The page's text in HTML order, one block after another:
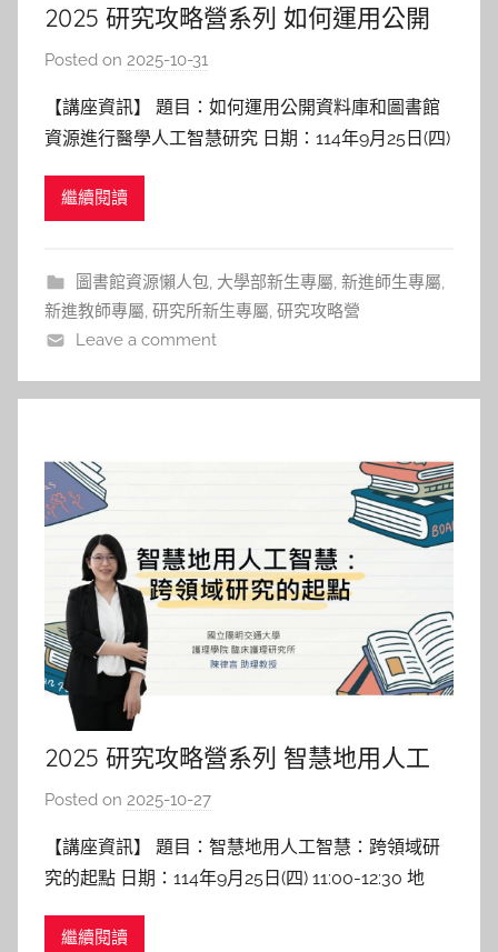
2025 研究攻略營系列 如何運用公開
資料庫和圖書館資源進行醫學人工智
Posted on 2025-10-31
巴
詠
【講座資訊】 題目：如何運用公開資料庫和圖書館
資源進行醫學人工智慧研究 日期：114年9月25日(四)
者：楊智傑 教授 醫學系 【講座紀實】 一開場，楊老
繼續閱讀
圖書館資源懶人包, 大學部新生專屬, 新進師生專屬,
新進教師專屬, 研究所新生專屬, 研究攻略營
Leave a comment
2025 研究攻略營系列 智慧地用人工
智慧：跨領域研究的起點
Posted on 2025-10-27
巴
詠
【講座資訊】 題目：智慧地用人工智慧：跨領域研
究的起點 日期：114年9月25日(四) 11:00-12:30 地
理教授 臨床護理研究所 【講座紀實】 陳老師在講座
繼續閱讀